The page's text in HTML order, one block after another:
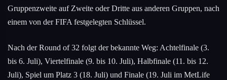
Gruppenzweite auf Zweite oder Dritte aus anderen Gruppen, nach
einem von der FIFA festgelegten Schlüssel.
Nach der Round of 32 folgt der bekannte Weg: Achtelfinale (3.
bis 6. Juli), Viertelfinale (9. bis 10. Juli), Halbfinale (11. bis 12.
Juli), Spiel um Platz 3 (18. Juli) und Finale (19. Juli im MetLife